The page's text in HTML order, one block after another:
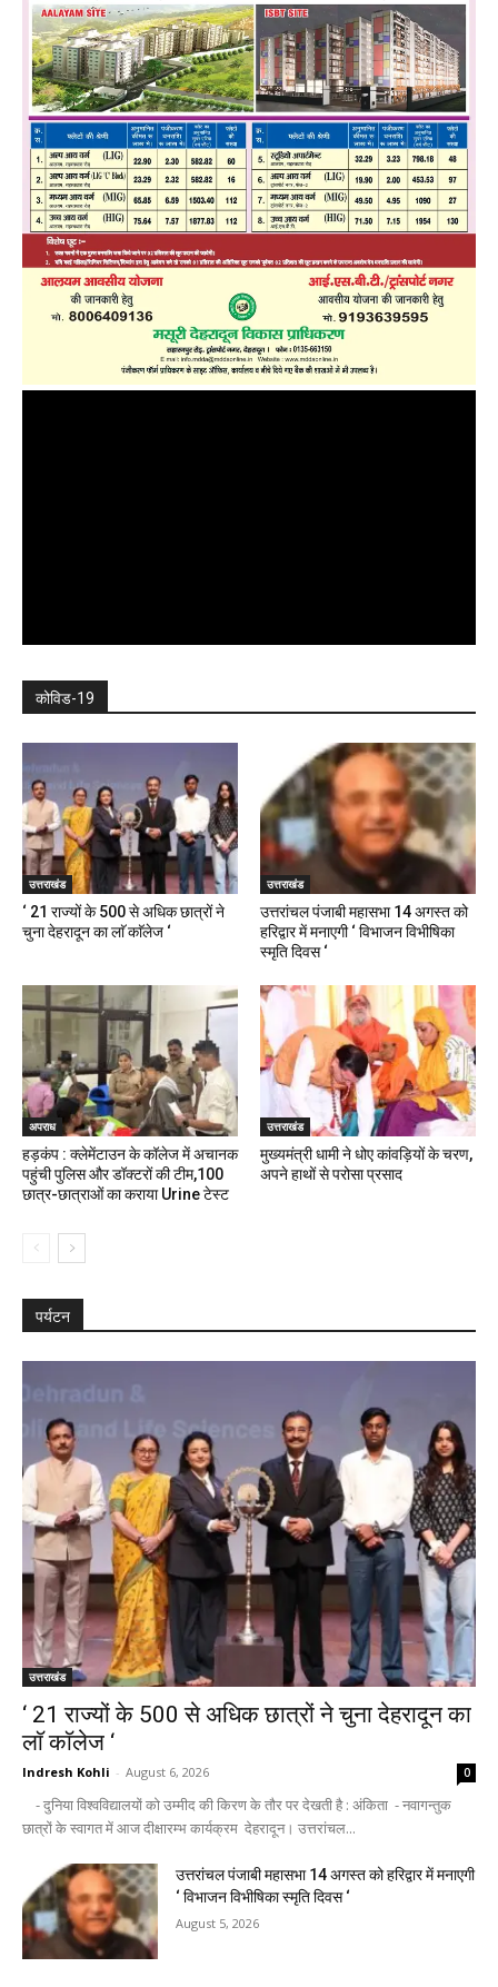
कोविड-19
उत्तराखंड
‘ 21 राज्यों के 500 से अधिक छात्रों ने
चुना देहरादून का लाॅ काॅलेज ‘
उत्तराखंड
उत्तरांचल पंजाबी महासभा 14 अगस्त को
हरिद्वार में मनाएगी ‘ विभाजन विभीषिका
स्मृति दिवस ‘
अपराध
हड़कंप : क्लेमेंटाउन के कॉलेज में अचानक
पहुंची पुलिस और डॉक्टरों की टीम,100
छात्र-छात्राओं का कराया Urine टेस्ट
उत्तराखंड
मुख्यमंत्री धामी ने धोए कांवड़ियों के चरण,
अपने हाथों से परोसा प्रसाद
पर्यटन
उत्तराखंड
‘ 21 राज्यों के 500 से अधिक छात्रों ने चुना देहरादून का
लाॅ काॅलेज ‘
Indresh Kohli - August 6, 2026 0
- दुनिया विश्वविद्यालयों को उम्मीद की किरण के तौर पर देखती है : अंकिता - नवागन्तुक
छात्रों के स्वागत में आज दीक्षारम्भ कार्यक्रम देहरादून। उत्तरांचल...
उत्तरांचल पंजाबी महासभा 14 अगस्त को हरिद्वार में मनाएगी
‘ विभाजन विभीषिका स्मृति दिवस ‘
August 5, 2026